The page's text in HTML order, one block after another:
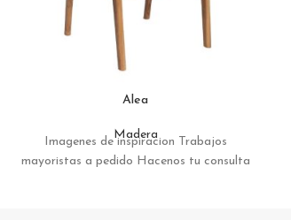
Alea
Madera
Imagenes de inspiracion Trabajos
mayoristas a pedido Hacenos tu consulta